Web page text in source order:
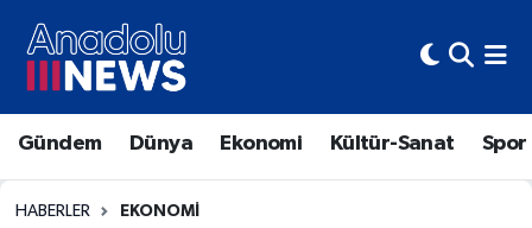
Gündem Dünya Ekonomi Kültür-Sanat Spor
HABERLER EKONOMI
Hava Durumu
Trafik Durumu
Süper Lig Puan Durumu ve Fikstür